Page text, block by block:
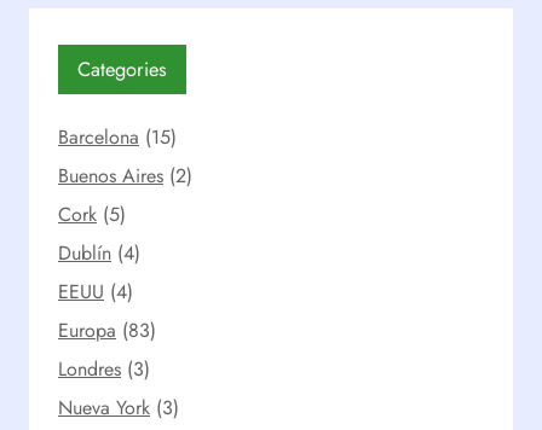
Categories
Barcelona (15)
Buenos Aires (2)
Cork (5)
Dublín (4)
EEUU (4)
Europa (83)
Londres (3)
Nueva York (3)